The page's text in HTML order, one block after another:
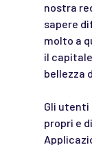
nostra
sapere
molto a
il
bellezza
Gli utenti
propri e